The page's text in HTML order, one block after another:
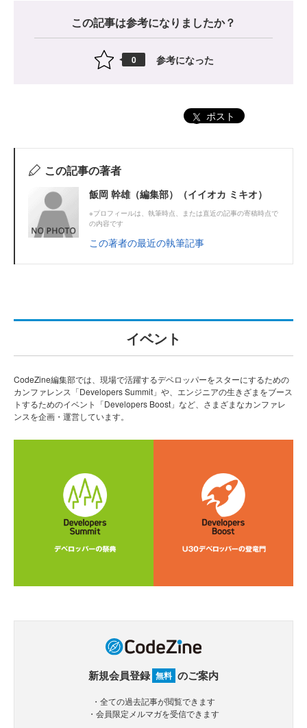
この記事は参考になりましたか？
0 参考になった
ポスト
この記事の著者
飯岡 幹雄（編集部）（イイオカ ミキオ）
※プロフィールは、執筆時点、または直近の記事の寄稿時点で
の内容です
この著者の最近の執筆記事
イベント
CodeZine編集部では、現場で活躍するデベロッパーをスターにするための
カンファレンス「Developers Summit」や、エンジニアの生きざまをブース
トするためのイベント「Developers Boost」など、さまざまなカンファレ
ンスを企画・運営しています。
新規会員登録 無料 のご案内
・全ての過去記事が閲覧できます
・会員限定メルマガを受信できます